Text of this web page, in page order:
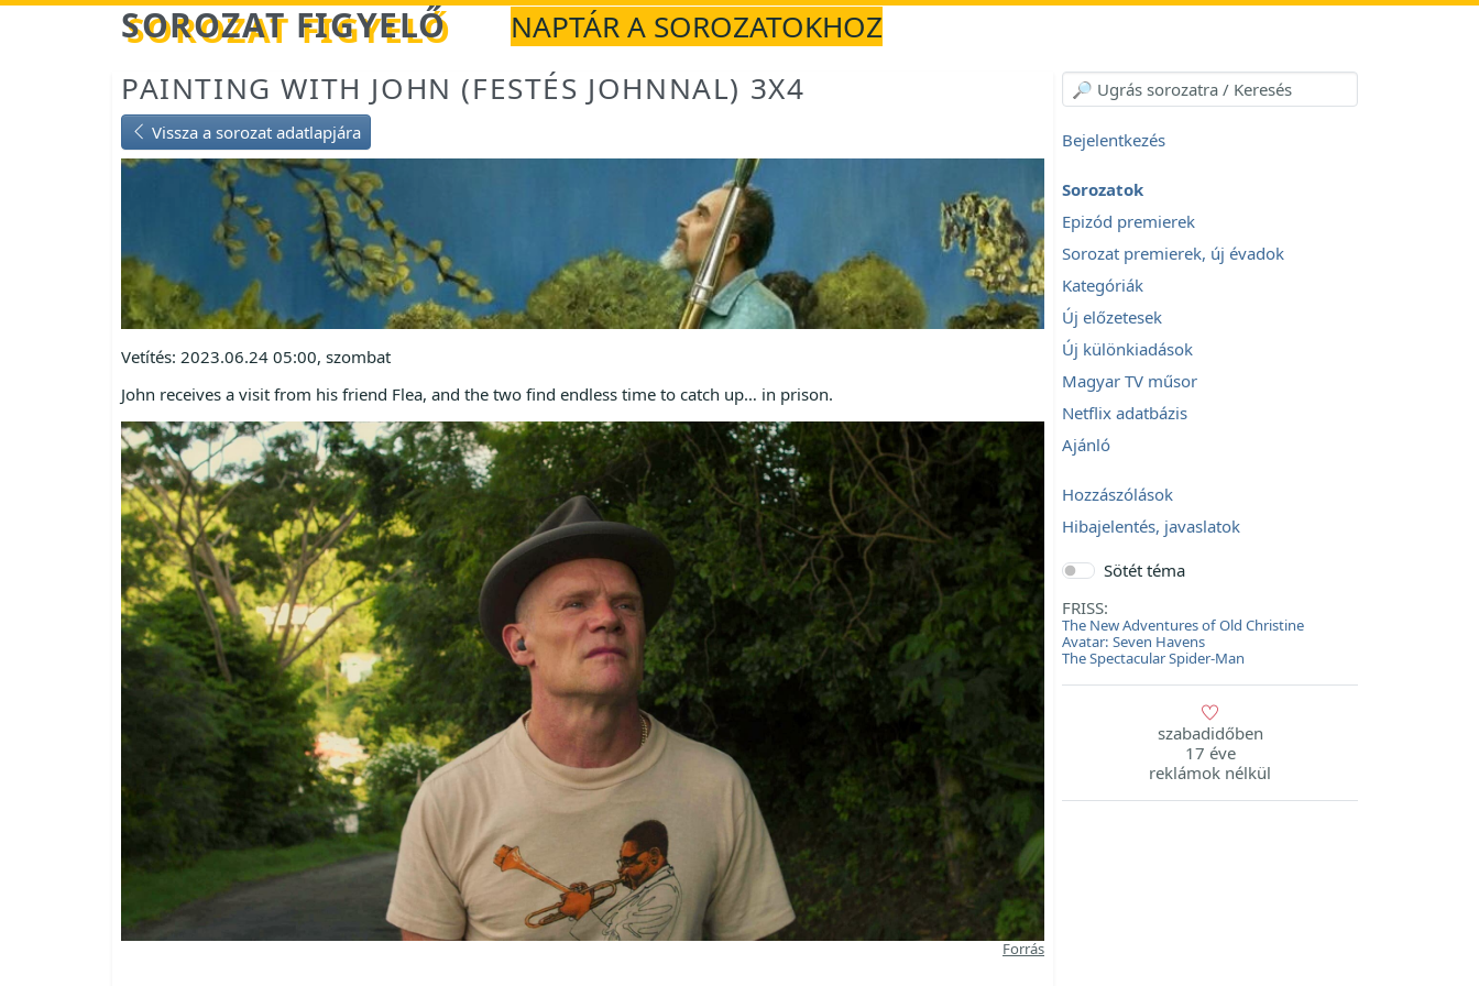
Betöltés... SOROZAT FIGYELŐ
NAPTÁR A SOROZATOKHOZ
PAINTING WITH JOHN (FESTÉS JOHNNAL) 3X4
Vissza a sorozat adatlapjára
Vetítés: 2023.06.24 05:00, szombat
John receives a visit from his friend Flea, and the two find endless time to catch up… in prison.
Forrás
Bejelentkezés
Sorozatok
Epizód premierek
Sorozat premierek, új évadok
Kategóriák
Új előzetesek
Új különkiadások
Magyar TV műsor
Netflix adatbázis
Ajánló
Hozzászólások
Hibajelentés, javaslatok
Sötét téma
FRISS:
The New Adventures of Old Christine
Avatar: Seven Havens
The Spectacular Spider-Man
szabadidőben
17 éve
reklámok nélkül